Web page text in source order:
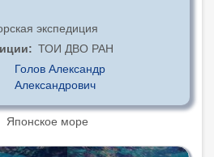
экспедиция
ТОИ ДВО РАН
Голов Александр
Александрович
Японское море